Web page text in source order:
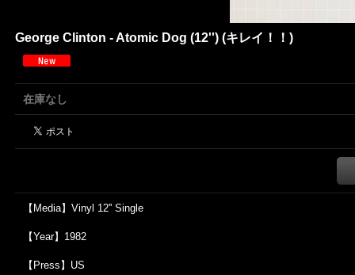
George Clinton - Atomic Dog (12'') (キレイ！！)
在庫なし
【Media】Vinyl 12'' Single
【Year】1982
【Press】US